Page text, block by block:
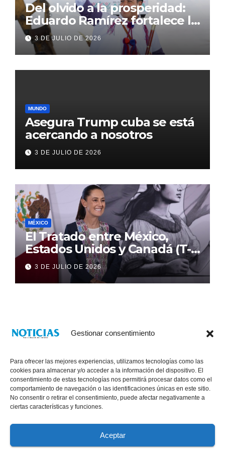
Gestionar consentimiento
Para ofrecer las mejores experiencias, utilizamos tecnologías como las
cookies para almacenar y/o acceder a la información del dispositivo. El
consentimiento de estas tecnologías nos permitirá procesar datos como el
comportamiento de navegación o las identificaciones únicas en este sitio.
No consentir o retirar el consentimiento, puede afectar negativamente a
ciertas características y funciones.
Aceptar
Del olvido a la prosperidad:
Eduardo Ramírez fortalece la
transformación de Aldama
con inversión histórica
3 DE JULIO DE 2026
MUNDO
Asegura Trump cuba se está
acercando a nosotros
3 DE JULIO DE 2026
MÉXICO
El Tratado entre México,
Estados Unidos y Canadá (T-
MEC) se mantiene hasta el
2036: Presidenta Claudia
Sheinbaum
3 DE JULIO DE 2026
® Derechos Reservados 2026|
Chiapas. VENTAS: 961 6120154